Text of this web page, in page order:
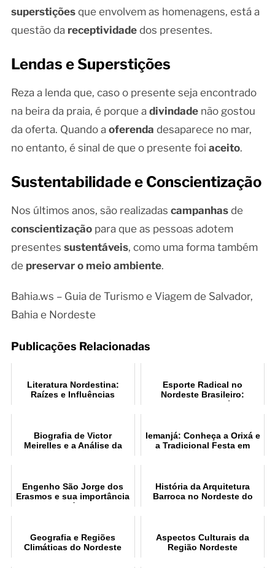
superstiçõesque envolvem as homenagens, está a
questão da receptividadedos presentes.
Lendas e Superstições
Reza a lenda que, caso o presente seja encontrado
na beira da praia, é porque a divindadenão gostou
da oferta. Quando a oferenda desaparece no mar,
no entanto, é sinal de que o presente foi aceito.
Sustentabilidade e Conscientização
Nos últimos anos, são realizadas campanhasde
conscientizaçãopara que as pessoas adotem
presentes sustentáveis, como uma forma também
de preservar o meio ambiente.
Bahia.ws – Guia de Turismo e Viagem de Salvador,
Bahia e Nordeste
Publicações Relacionadas
Literatura Nordestina:
Raízes e Influências
Esporte Radical no
Nordeste Brasileiro:
Destinos Imperdíveis
Biografia de Victor
Meirelles e a Análise da
Iemanjá: Conheça a Orixá e
a Tradicional Festa em
Engenho São Jorge dos
Erasmos e sua importância
histórica
História da Arquitetura
Barroca no Nordeste do
Geografia e Regiões
Climáticas do Nordeste
Aspectos Culturais da
Região Nordeste